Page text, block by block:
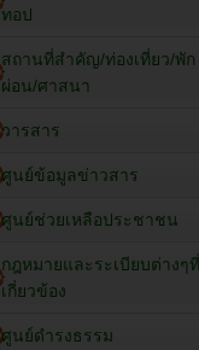
ทอป
สถานที่สำคัญ/ท่องเที่ยว/พัก
ผ่อน/ศาสนา
วารสาร
ศูนย์ข้อมูลข่าวสาร
ศูนย์ช่วยเหลือประชาชน
กฎหมายและระเบียบต่างๆที่
เกี่ยวข้อง
ศูนย์ดำรงธรรม